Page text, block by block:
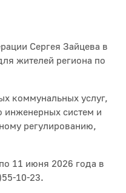
Сергея Зайцева в
жителей региона по
коммунальных услуг,
инженерных систем и
регулированию,
11 июня 2026 года в
10-23.